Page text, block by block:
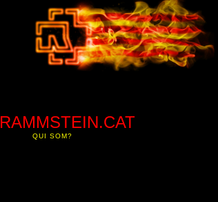
RAMMSTEIN.CAT
QUI SOM?